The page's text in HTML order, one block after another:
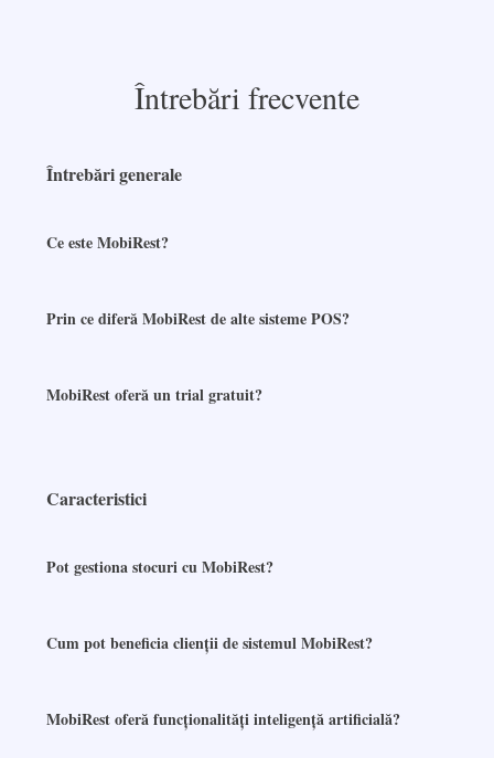
Întrebări frecvente
Întrebări generale
Ce este MobiRest?
Prin ce diferă MobiRest de alte sisteme POS?
MobiRest oferă un trial gratuit?
Caracteristici
Pot gestiona stocuri cu MobiRest?
Cum pot beneficia clienții de sistemul MobiRest?
MobiRest oferă funcționalități inteligență artificială?